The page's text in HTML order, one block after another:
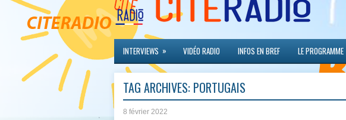
INTERVIEWS » VIDÉO RADIO INFOS EN BREF LE PROGRAMME
TAG ARCHIVES: PORTUGAIS
8 février 2022